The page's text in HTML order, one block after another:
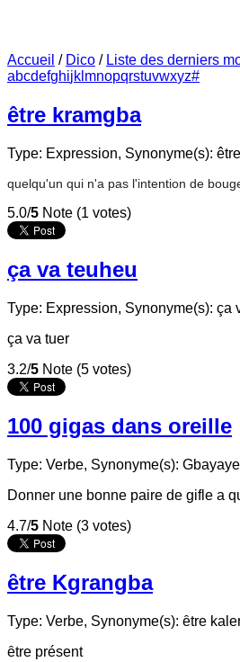
Accueil / Dico / Liste des derniers
abcdefghijk mnopqrstuvwxyz#
être kramgba
Type: Expression, Synonyme(s):
quelqu'un qui n'a pas l'intention de
5.0/5 Note (1 votes)
ça va teuheu
Type: Expression, Synonyme(s): ça
ça va tuer
3.2/5 Note (5 votes)
100 gigas dans oreille
Type: Verbe, Synonyme(s):
Donner une bonne paire de gifle a
4.7/5 Note (3 votes)
ȇtre Kgrangba
Type: Verbe, Synonyme(s): ȇtre
ȇtre présent